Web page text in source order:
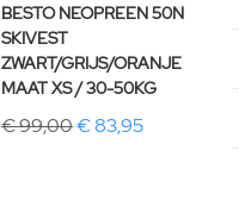
BESTO NEOPREEN 50N
SKIVEST
ZWART/GRIJS/ORANJE
MAAT XS / 30-50KG
€ 99,00€ 83,95